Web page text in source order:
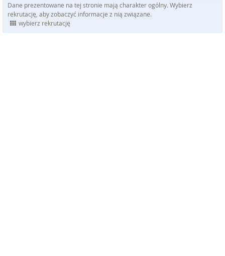
Dane prezentowane na tej stronie mają charakter ogólny. Wybierz
rekrutację, aby zobaczyć informacje z nią związane.
wybierz rekrutację